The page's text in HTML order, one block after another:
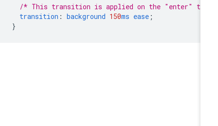
/* This transition is applied on the "enter"
transition: background 150 ms ease